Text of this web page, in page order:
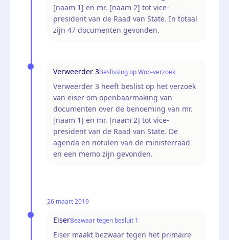
[naam 1] en mr. [naam 2] tot vice-
president van de Raad van State. In totaal
zijn 47 documenten gevonden.
Verweerder 3Beslissing op Wob-verzoek
Verweerder 3 heeft beslist op het verzoek
van eiser om openbaarmaking van
documenten over de benoeming van mr.
[naam 1] en mr. [naam 2] tot vice-
president van de Raad van State. De
agenda en notulen van de ministerraad
en een memo zijn gevonden.
26 maart 2019
EiserBezwaar tegen besluit 1
Eiser maakt bezwaar tegen het primaire